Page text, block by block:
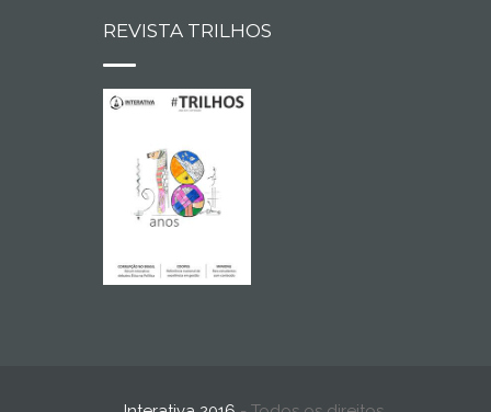
REVISTA TRILHOS